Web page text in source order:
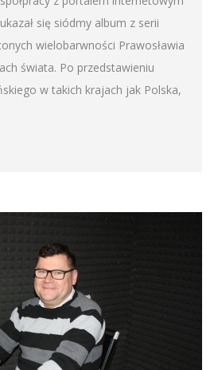
się siódmy album z serii
wielobarwności Prawosławia
świata. Po przedstawieniu
w takich krajach jak Polska,